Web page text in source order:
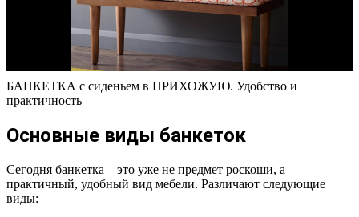
БАНКЕТКА с сиденьем в ПРИХОЖУЮ. Удобство и
практичность
Основные виды банкеток
Сегодня банкетка – это уже не предмет роскоши, а
практичный, удобный вид мебели. Различают следующие
виды: